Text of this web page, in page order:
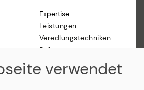
Expertise
Leistungen
Veredlungstechniken
Referenzen
verwendet